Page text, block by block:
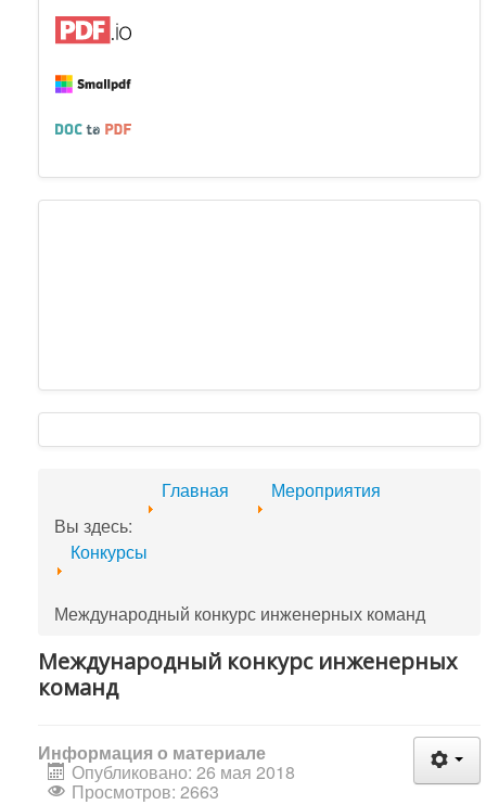
Вы здесь:
Главная Мероприятия
Конкурсы
Международный конкурс инженерных команд
Международный конкурс инженерных
команд
Информация о материале
Опубликовано: 26 мая 2018
Просмотров: 2663